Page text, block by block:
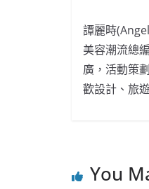
譚麗時
美容潮流總
廣，活動策
歡設計、旅
You